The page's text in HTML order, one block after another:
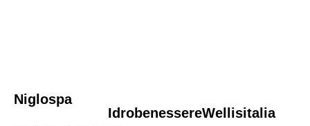
Niglospa
IdrobenessereWellisitalia